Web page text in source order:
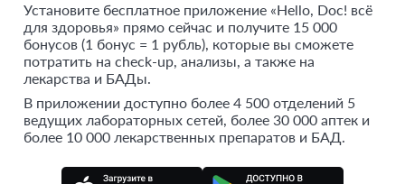
Установите бесплатное приложение «Hello, Doc! всё
для здоровья» прямо сейчас и получите 15 000
бонусов (1 бонус = 1 рубль), которые вы сможете
потратить на check-up, анализы, а также на
лекарства и БАДы.
В приложении доступно более 4 500 отделений 5
ведущих лабораторных сетей, более 30 000 аптек и
более 10 000 лекарственных препаратов и БАД.